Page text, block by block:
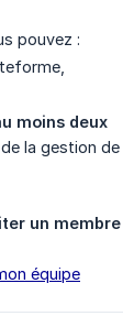
pouvez :
moins deux
la gestion de
un membre
équipe